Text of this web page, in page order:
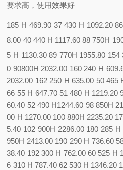
要求高，使用效果好
185 H 469.90 37 430 H 1092.20
8.00 40 440 H 1117.60 88 750H
5 H 1130.30 89 770H 1955.80 154
0 90800H 2032.00 160 240 H
2032.00 162 250 H 635.00 50 465
66 55 H 647.70 51 480 H 1219.20
60.40 52 490 H1244.60 98 850H
00 H 1270.00 100 880H 2235.20
5.40 102 900H 2286.00 180 285 H
950H 2413.00 190 290 H 736.60
38.40 192300 H 762.00 60 525 H
6 310 H 787.40 62 530 H 1346.20